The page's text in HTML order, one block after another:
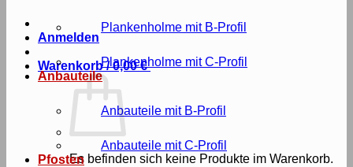
Anmelden
Warenkorb /0,00€
Es befinden sich keine Produkte im Warenkorb.
Plankenholme mit B-Profil
Plankenholme mit C-Profil
Anbauteile
Anbauteile mit B-Profil
Anbauteile mit C-Profil
Pfosten